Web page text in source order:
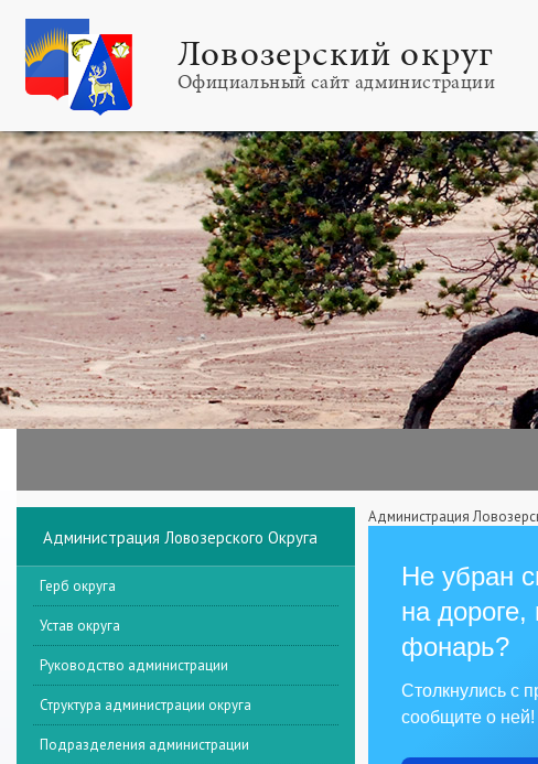
Ловозерский округ
Официальный сайт администрации
Администрация
Не убран
на дороге,
фонарь?
Столкнулись с
сообщите о ней!
Администрация Ловозерского Округа
Герб округа
Устав округа
Руководство администрации
Структура администрации округа
Подразделения администрации